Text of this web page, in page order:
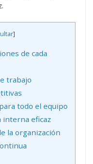
]
de cada
trabajo
todo el equipo
interna eficaz
la organización